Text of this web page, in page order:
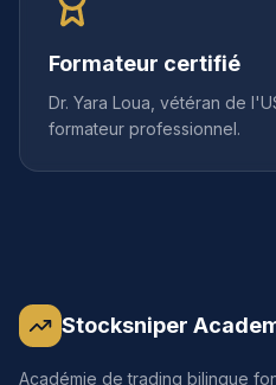
Formateur certifié
Dr. Yara Loua, vétéran de
formateur professionnel.
Stocksniper
Académie de trading bilingue